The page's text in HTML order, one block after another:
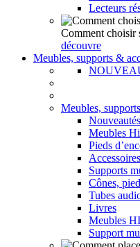
Lecteurs
Comment choisir
découvre
Meubles, supports &
Meubles,
Nouveautés
Meubles
Pieds
Supports
Cônes,
Tubes
Livres
Meubles
Support